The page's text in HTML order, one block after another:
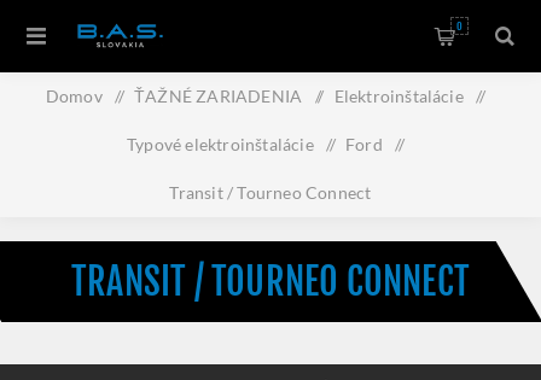
0
Domov / ŤAŽNÉ ZARIADENIA / Elektroinštalácie /
Typové elektroinštalácie / Ford /
Transit / Tourneo Connect
TRANSIT / TOURNEO CONNECT